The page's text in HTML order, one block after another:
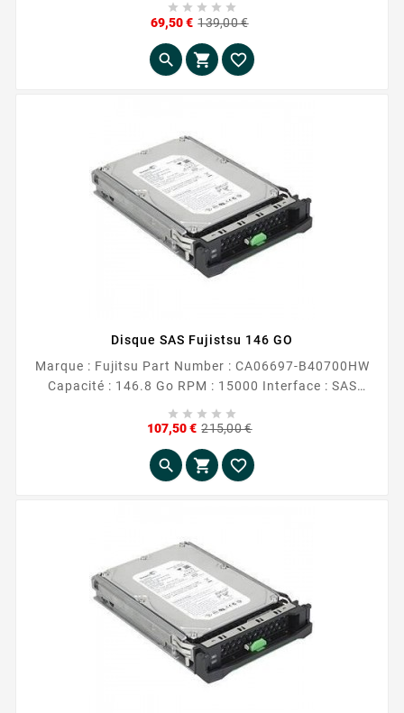
    
69,50 € 139,00 €
base
  
Disque SAS Fujistsu 146 GO
Marque : Fujitsu Part Number : CA06697-B40700HW
Capacité : 146.8 Go RPM : 15000 Interface : SAS
    
107,50 € 215,00 €
  